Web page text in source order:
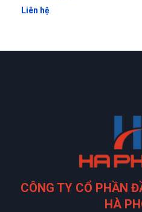
CÔNG TY CỔ PHẦN
HÀ